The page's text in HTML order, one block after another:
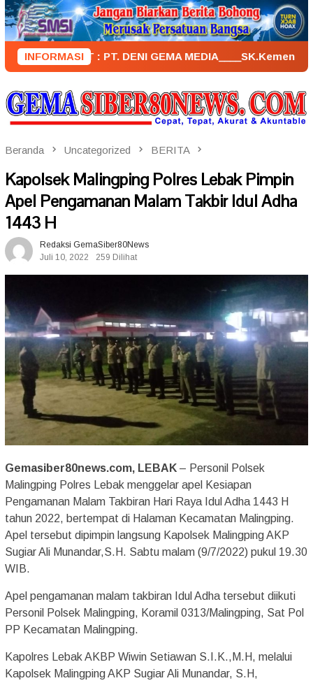
Loncat
ke
konten
INFORMASI
: PT. DENI GEMA MEDIA____SK.KemenkumHam :
Beranda Uncategorized BERITA
Kapolsek Malingping Polres Lebak Pimpin
Apel Pengamanan Malam Takbir Idul Adha
1443 H
Redaksi GemaSiber80News
Juli 10, 2022
259 Dilihat
Gemasiber80news.com, LEBAK – Personil Polsek
Malingping Polres Lebak menggelar apel Kesiapan
Pengamanan Malam Takbiran Hari Raya Idul Adha 1443 H
tahun 2022, bertempat di Halaman Kecamatan Malingping.
Apel tersebut dipimpin langsung Kapolsek Malingping AKP
Sugiar Ali Munandar,S.H. Sabtu malam (9/7/2022) pukul 19.30
WIB.
Apel pengamanan malam takbiran Idul Adha tersebut diikuti
Personil Polsek Malingping, Koramil 0313/Malingping, Sat Pol
PP Kecamatan Malingping.
Kapolres Lebak AKBP Wiwin Setiawan S.I.K.,M.H, melalui
Kapolsek Malingping AKP Sugiar Ali Munandar, S.H,